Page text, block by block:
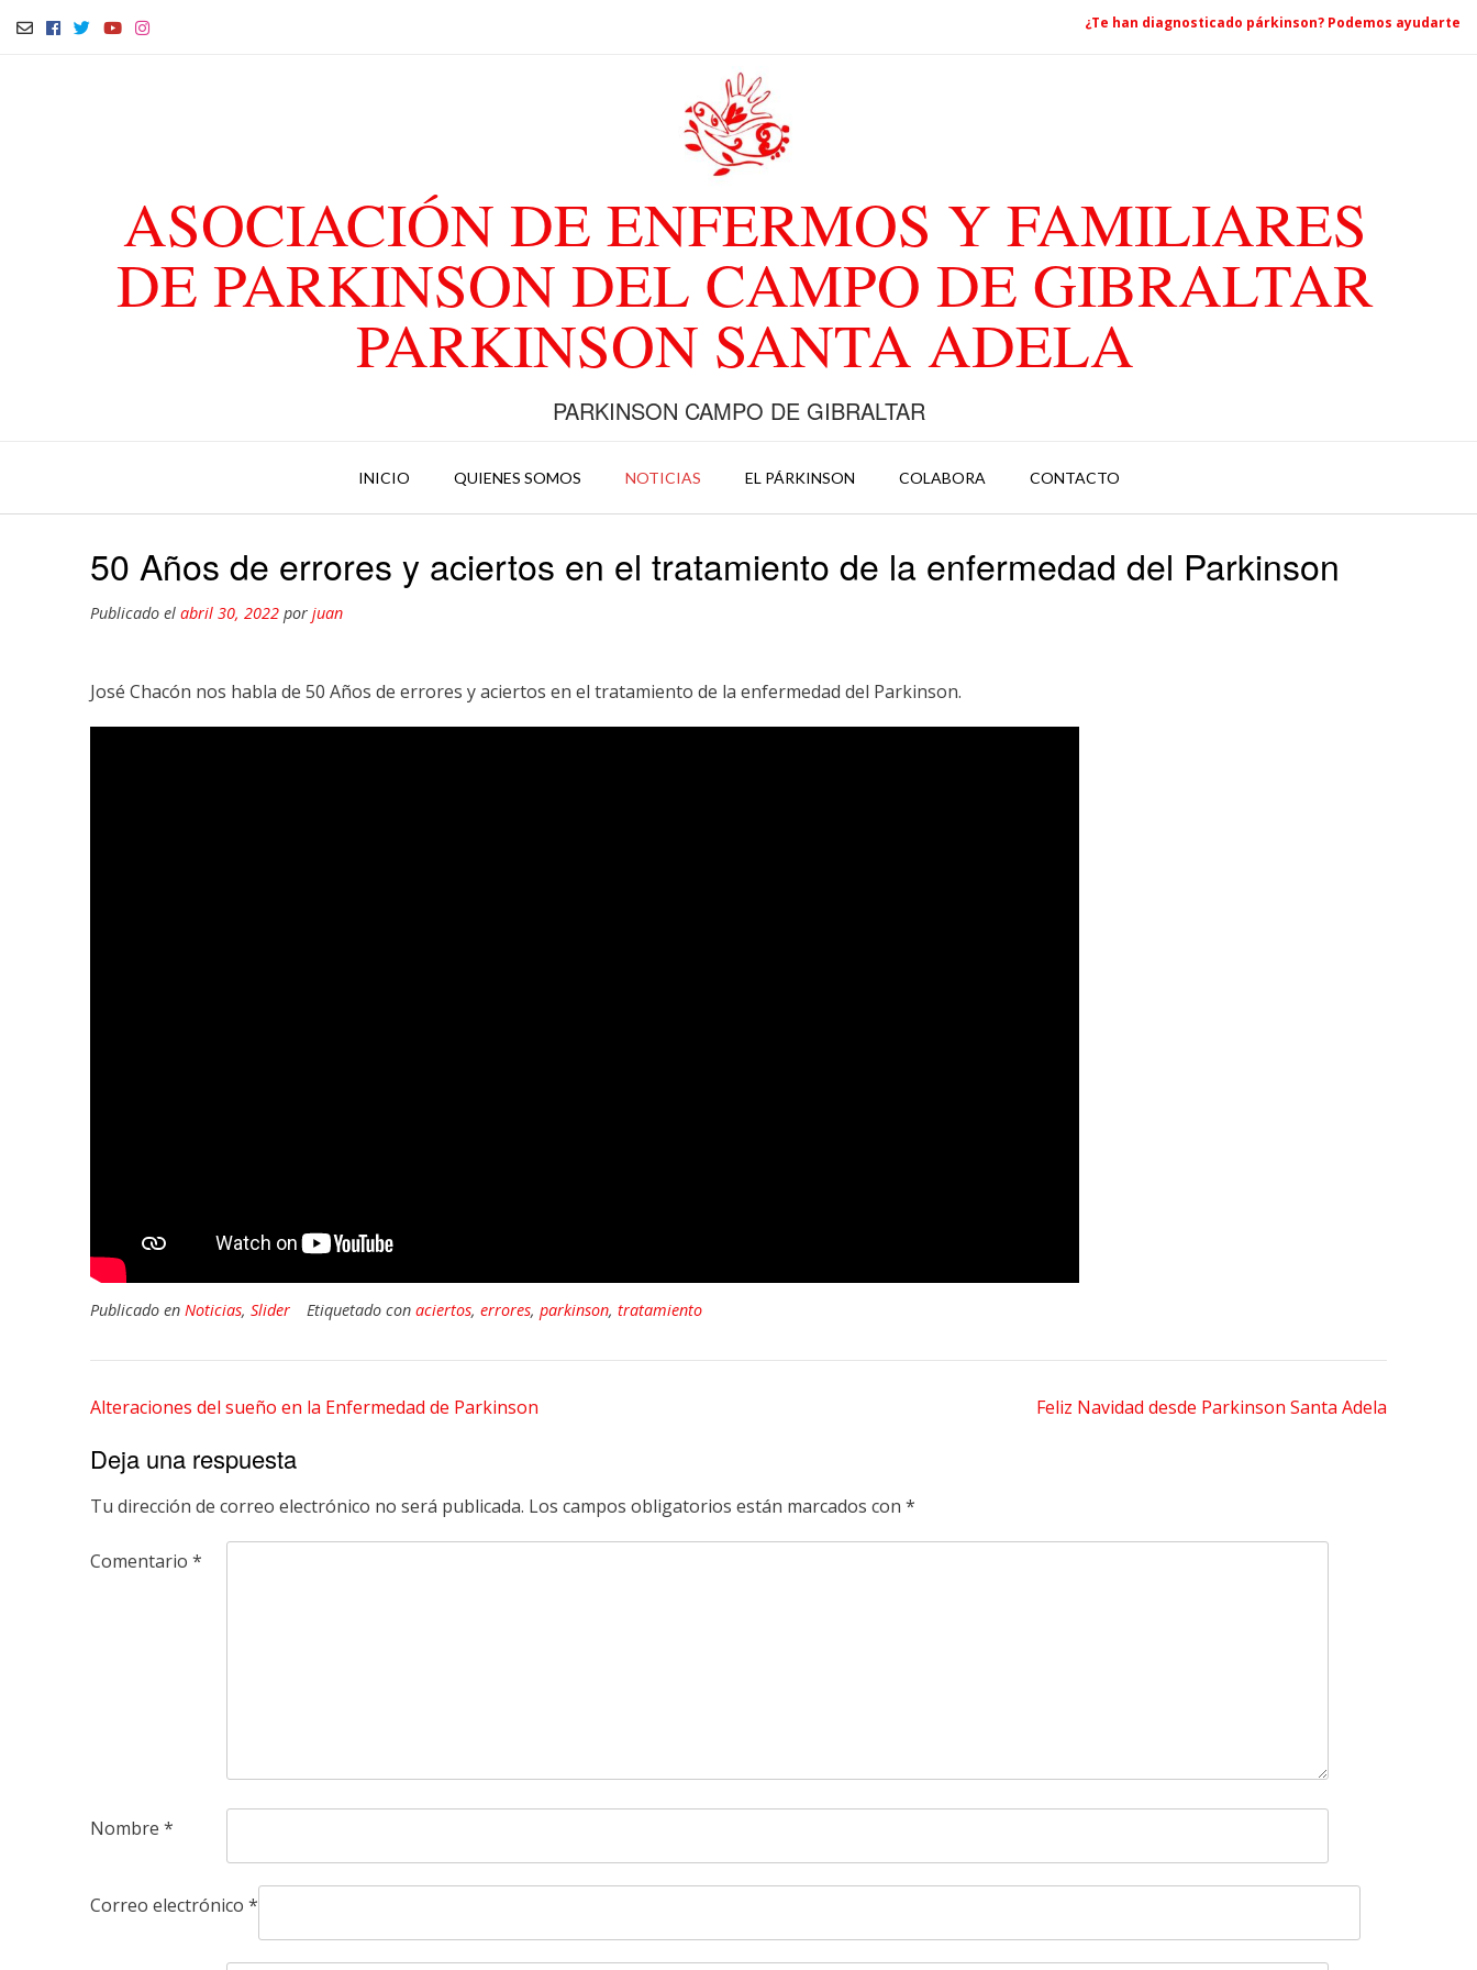
¿Te han diagnosticado párkinson? Podemos ayudarte
ASOCIACIÓN DE ENFERMOS Y FAMILIARES
DE PARKINSON DEL CAMPO DE GIBRALTAR
PARKINSON SANTA ADELA
PARKINSON CAMPO DE GIBRALTAR
INICIO QUIENES SOMOS NOTICIAS EL PÁRKINSON COLABORA CONTACTO
50 Años de errores y aciertos en el tratamiento de la enfermedad del Parkinson
Publicado el abril 30, 2022 por juan
José Chacón nos habla de 50 Años de errores y aciertos en el tratamiento de la enfermedad del Parkinson.
Publicado en Noticias, Slider Etiquetado con aciertos, errores, parkinson, tratamiento
Navegación
entradas
Alteraciones del sueño en la Enfermedad de Parkinson Feliz Navidad desde Parkinson Santa Adela
Deja una respuesta
Tu dirección de correo electrónico no será publicada. Los campos obligatorios están marcados con *
Comentario *
Nombre *
Correo electrónico *